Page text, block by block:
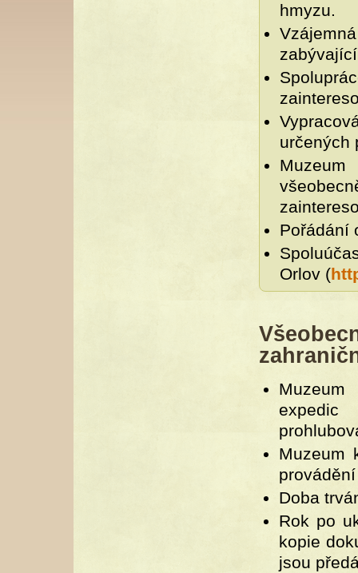
hmyzu.
určených
Pořádání
Orlov (
Muzeum
expedic
Muzeum
Doba
Rok po
kopie
jsou